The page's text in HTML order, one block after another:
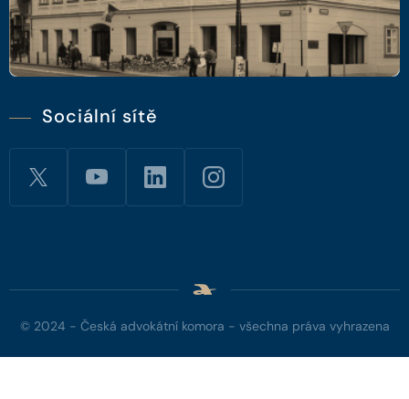
Sociální sítě
© 2024 - Česká advokátní komora - všechna práva vyhrazena